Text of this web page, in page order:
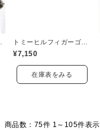
¥7,150
在庫表をみる
商品数：75件 1～ 105件表示